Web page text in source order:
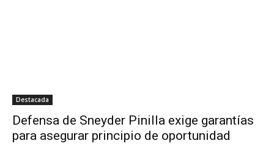
Destacada
Defensa de Sneyder Pinilla exige garantías
para asegurar principio de oportunidad